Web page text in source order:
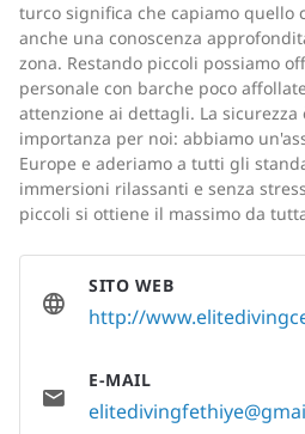
turco significa che capiamo quello
anche una conoscenza
zona. Restando piccoli possiamo
personale con barche poco
attenzione ai dettagli. La sicurezza
importanza per noi: abbiamo
Europe e aderiamo a tutti gli
immersioni rilassanti e senza
piccoli si ottiene il massimo da
SITO WEB
http://
E-MAIL